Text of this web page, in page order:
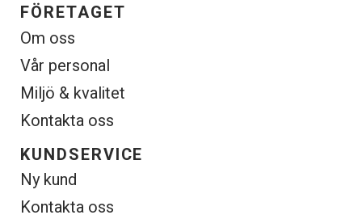
FÖRETAGET
Om oss
Vår personal
Miljö & kvalitet
Kontakta oss
KUNDSERVICE
Ny kund
Kontakta oss